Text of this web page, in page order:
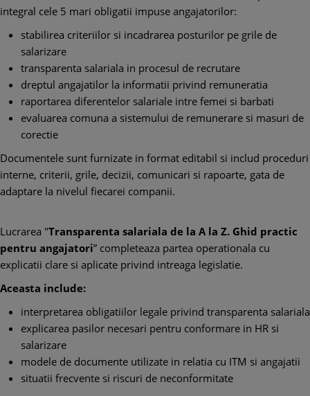
integral cele 5 mari obligatii impuse angajatorilor:
stabilirea criteriilor si incadrarea posturilor pe grile de
salarizare
transparenta salariala in procesul de recrutare
dreptul angajatilor la informatii privind remuneratia
raportarea diferentelor salariale intre femei si barbati
evaluarea comuna a sistemului de remunerare si masuri de
corectie
Documentele sunt furnizate in format editabil si includ proceduri
interne, criterii, grile, decizii, comunicari si rapoarte, gata de
adaptare la nivelul fiecarei companii.
Lucrarea "Transparenta salariala de la A la Z. Ghid practic
pentru angajatori” completeaza partea operationala cu
explicatii clare si aplicate privind intreaga legislatie.
Aceasta include:
interpretarea obligatiilor legale privind transparenta salariala
explicarea pasilor necesari pentru conformare in HR si
salarizare
modele de documente utilizate in relatia cu ITM si angajatii
situatii frecvente si riscuri de neconformitate